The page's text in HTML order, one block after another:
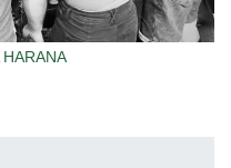
HARANA